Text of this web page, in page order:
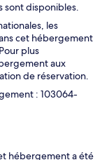
sont disponibles.
les
cet hébergement
plus
aux
de réservation.
: 103064-
hébergement a été